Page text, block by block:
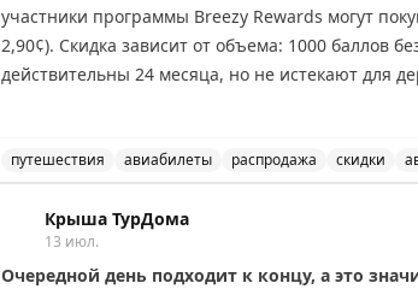
участники программы Breezy Rewards могут
2,90¢). Скидка зависит от объема: 1000 баллов
действительны 24 месяца, но не истекают для
Tyler Glatt|Original
путешествия авиабилеты распродажа скидки
Крыша ТурДома
13 июл.
Очередной день подходит к концу, а это